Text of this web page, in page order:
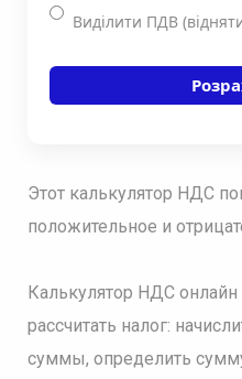
Виділити ПДВ
Этот калькулятор НДС
положительное и
Калькулятор НДС онлайн
рассчитать налог:
суммы, определить